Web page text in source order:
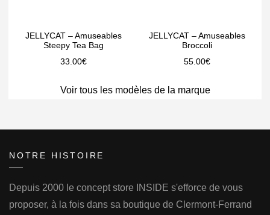
JELLYCAT – Amuseables
Steepy Tea Bag
33.00€
JELLYCAT – Amuseables
Broccoli
55.00€
Voir tous les modèles de la marque
NOTRE HISTOIRE
Depuis 2000 le concept store INSIDE s'efforce de vous
proposer, à la fois dans sa boutique de Clermont-Ferrand